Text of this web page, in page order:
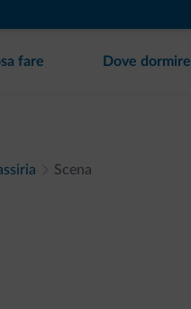
fare Dove dormire
Scena